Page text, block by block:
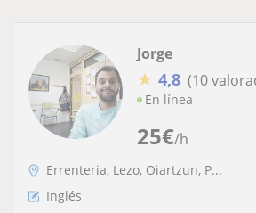
25€/h
Jorge
★ 4,8 (10
En línea
Errenteria, Lezo, Oiartzun, P...
Inglés